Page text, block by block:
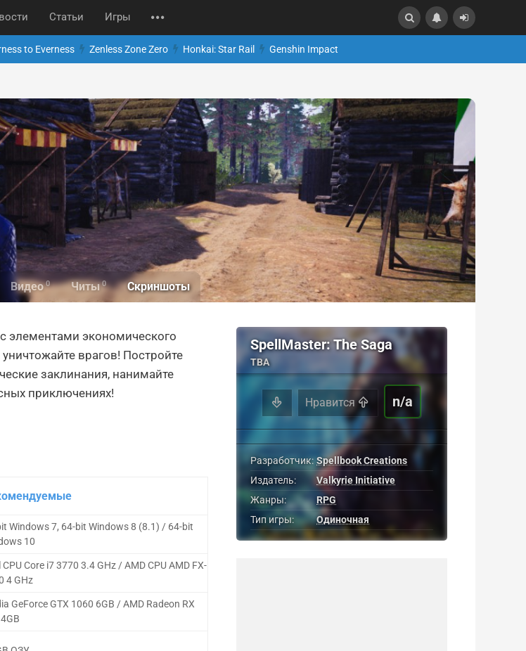
Статьи Игры
to Everness Zenless Zone Zero Honkai: Star Rail Genshin Impact
Видео 0 Читы 0 Скриншоты
элементами экономического
врагов! Постройте
заклинания, нанимайте
приключениях!
Windows 7, 64-bit Windows 8 (8.1) / 64-bit
10
CPU Core i7 3770 3.4 GHz / AMD CPU AMD FX-
4 GHz
GeForce GTX 1060 6GB / AMD Radeon RX
SpellMaster: The Saga
TBA
Нравится n/a
Разработчик: Spellbook Creations
Издатель:
Valkyrie Initiative
Жанры:
RPG
Тип игры:
Одиночная